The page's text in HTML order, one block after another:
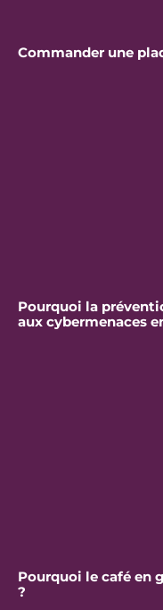
Commander une
Pourquoi la
aux cybermenaces
Pourquoi le café en
?